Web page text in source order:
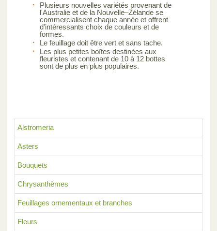
Alstromeria
Asters
Bouquets
Chrysanthèmes
Feuillages ornementaux et branches
Fleurs
Plusieurs nouvelles variétés provenant de
l'Australie et de la Nouvelle–Zélande se
commercialisent chaque année et offrent
d'intéressants choix de couleurs et de
formes.
Le feuillage doit être vert et sans tache.
Les plus petites boîtes destinées aux
fleuristes et contenant de 10 à 12 bottes
sont de plus en plus populaires.